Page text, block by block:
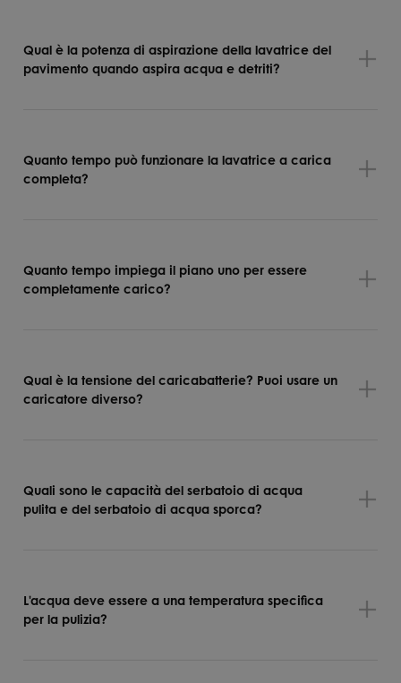
Qual è la potenza di aspirazione della lavatrice del
pavimento quando aspira acqua e detriti?
Quanto tempo può funzionare la lavatrice a carica
completa?
Quanto tempo impiega il piano uno per essere
completamente carico?
Qual è la tensione del caricabatterie? Puoi usare un
caricatore diverso?
Quali sono le capacità del serbatoio di acqua
pulita e del serbatoio di acqua sporca?
L'acqua deve essere a una temperatura specifica
per la pulizia?